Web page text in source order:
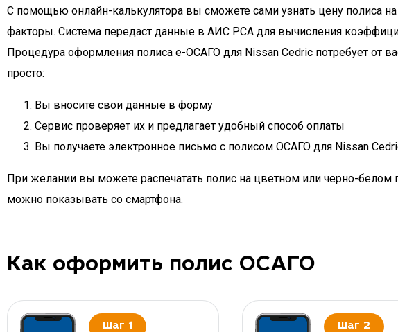
С помощью онлайн-калькулятора вы сможете сами узнать цену полиса
факторы. Система передаст данные в АИС РСА для вычисления
Процедура оформления полиса e-ОСАГО для Nissan Cedric потребует от
просто:
Вы вносите свои данные в форму
Сервис проверяет их и предлагает удобный способ оплаты
Вы получаете электронное письмо с полисом ОСАГО для Nissan
При желании вы можете распечатать полис на цветном или черно-белом
можно показывать со смартфона.
Как оформить полис ОСАГО
Шаг 1 Шаг 2